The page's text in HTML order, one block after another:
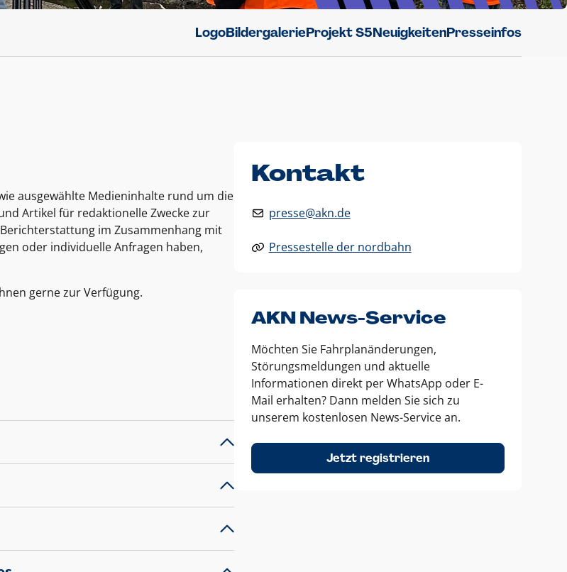
LogoBildergalerieProjekt S5NeuigkeitenPresseinfos
ausgewählte Medieninhalte rund um die
Artikel für redaktionelle Zwecke zur
im Zusammenhang mit
oder individuelle Anfragen haben,
gerne zur Verfügung.
Kontakt
presse@akn.de
Pressestelle der nordbahn
AKN News-Service
Möchten Sie Fahrplanänderungen,
Störungsmeldungen und aktuelle
Informationen direkt per WhatsApp oder E-
Mail erhalten? Dann melden Sie sich zu
unserem kostenlosen News-Service an.
Jetzt registrieren